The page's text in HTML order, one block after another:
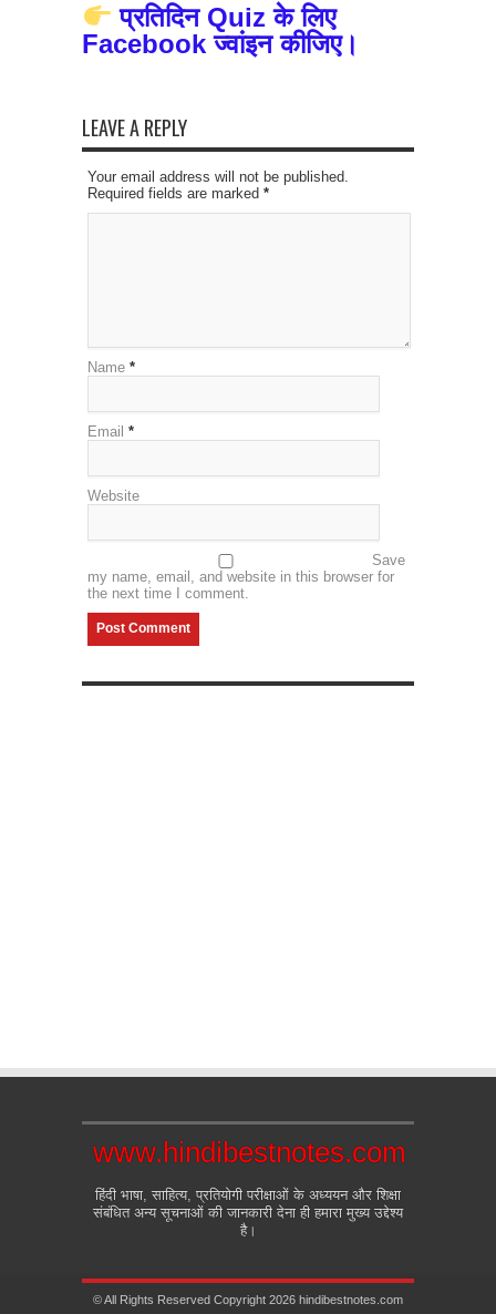
प्रतिदिन Quiz के लिए
Facebook ज्वांइन कीजिए।
LEAVE A REPLY
Your email address will not be published.
Required fields are marked *
Name *
Email *
Website
Save
my name, email, and website in this browser for
the next time I comment.
www.hindibestnotes.com
हिंदी भाषा, साहित्य, प्रतियोगी परीक्षाओं के अध्ययन और शिक्षा
संबंधित अन्य सूचनाओं की जानकारी देना ही हमारा मुख्य उद्देश्य
है।
© All Rights Reserved Copyright 2026 hindibestnotes.com